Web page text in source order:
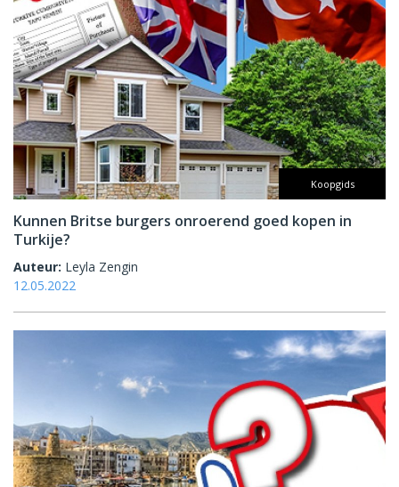
Koopgids
Kunnen Britse burgers onroerend goed kopen in
Turkije?
Auteur: Leyla Zengin
12.05.2022